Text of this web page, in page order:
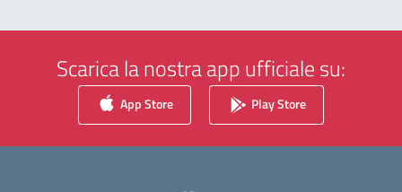
Scarica la nostra app ufficiale su:
App Store Play Store